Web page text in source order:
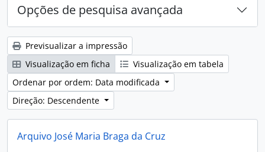
Opções de pesquisa avançada
Previsualizar a impressão
Visualização em ficha
Visualização em tabela
Ordenar por ordem: Data modificada
Direção: Descendente
Arquivo José Maria Braga da Cruz